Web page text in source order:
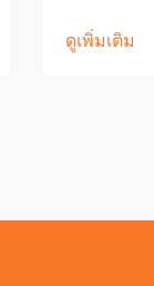
ดูเพิ่มเติม